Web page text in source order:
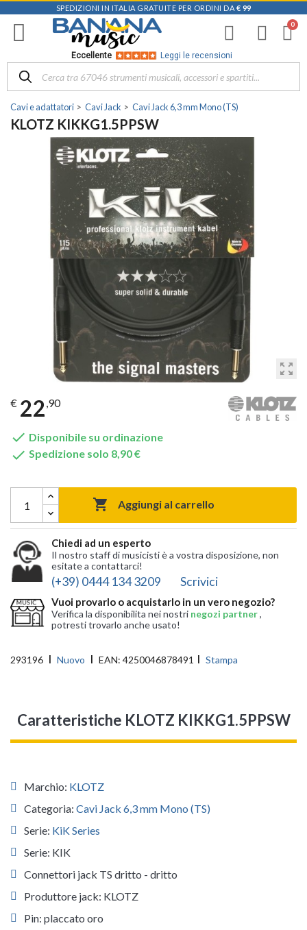
SPEDIZIONI IN ITALIA GRATUITE PER ORDINI DA € 99
Eccellente Leggi le recensioni
Cavi e adattatori Cavi Jack Cavi Jack 6,3 mm Mono (TS)
KLOTZ KIKKG1.5PPSW
zoom_out_map
€ 22,90
 Disponibile su ordinazione
 Spedizione solo 8,90 €
 Aggiungi al carrello
Chiedi ad un esperto
Il nostro staff di musicisti è a vostra disposizione, non
esitate a contattarci!
(+39) 0444 134 3209 Scrivici
Vuoi provarlo o acquistarlo in un vero negozio?
Verifica la disponibilita nei nostri negozi partner,
potresti trovarlo anche usato!
293196 Nuovo EAN: 4250046878491 Stampa
Caratteristiche KLOTZ KIKKG1.5PPSW
Marchio: KLOTZ
Categoria: Cavi Jack 6,3 mm Mono (TS)
Serie: KiK Series
Serie: KIK
Connettori jack TS dritto - dritto
Produttore jack: KLOTZ
Pin: placcato oro